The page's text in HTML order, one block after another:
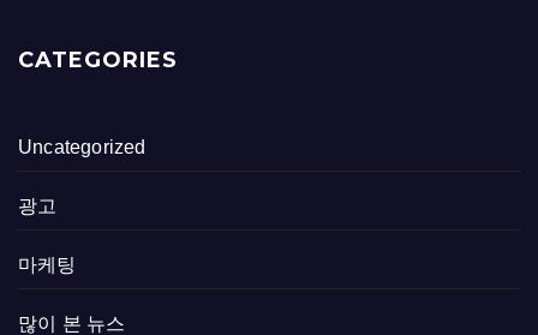
CATEGORIES
Uncategorized
광고
마케팅
많이 본 뉴스